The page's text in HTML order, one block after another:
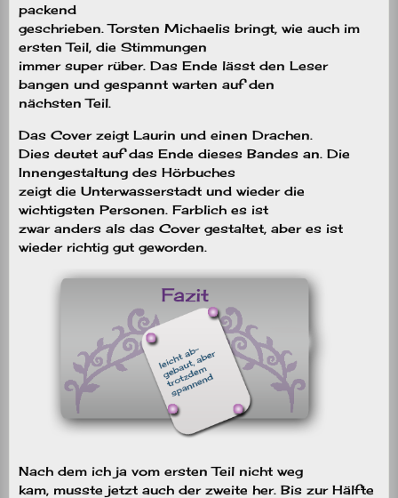
packend
geschrieben. Torsten Michaelis bringt, wie auch im
ersten Teil, die Stimmungen
immer super rüber. Das Ende lässt den Leser
bangen und gespannt warten auf den
nächsten Teil.
Das Cover zeigt Laurin und einen Drachen.
Dies deutet auf das Ende dieses Bandes an. Die
Innengestaltung des Hörbuches
zeigt die Unterwasserstadt und wieder die
wichtigsten Personen. Farblich es ist
zwar anders als das Cover gestaltet, aber es ist
wieder richtig gut geworden.
Nach dem ich ja vom ersten Teil nicht weg
kam, musste jetzt auch der zweite her. Bis zur Hälfte